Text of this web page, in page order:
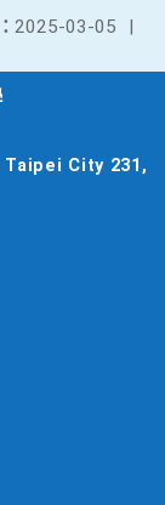
2025-03-05 |
City 231,